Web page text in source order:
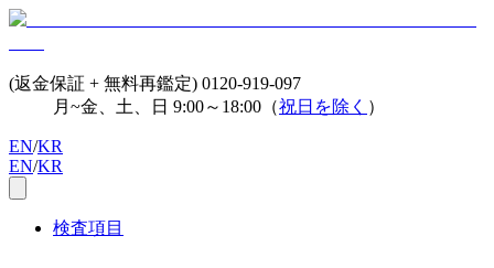
(返金保証 + 無料再鑑定) 0120-919-097
月~金、土、日 9:00～18:00（祝日を除く ）
EN/KR
EN/KR
検査項目